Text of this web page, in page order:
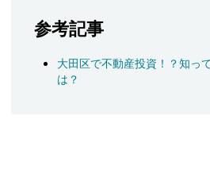
参考記事
大田区で不動産投資！？知っ
は？